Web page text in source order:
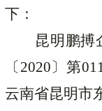
下：
昆明鹏搏
〔 2020〕第
云南省昆明市